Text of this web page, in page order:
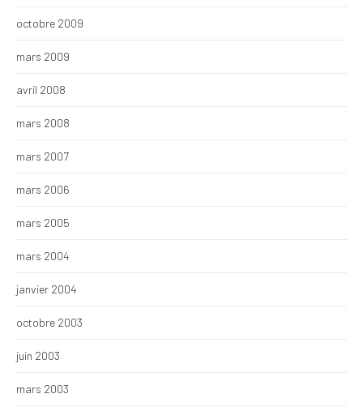
octobre 2009
mars 2009
avril 2008
mars 2008
mars 2007
mars 2006
mars 2005
mars 2004
janvier 2004
octobre 2003
juin 2003
mars 2003